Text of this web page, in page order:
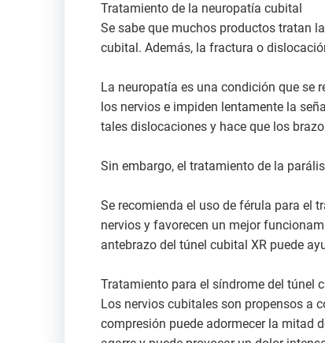
Tratamiento de la neuropatía cubital
Se sabe que muchos productos tratan
cubital. Además, la fractura o
La neuropatía es una condición que se
los nervios e impiden lentamente la
tales dislocaciones y hace que los
Sin embargo, el tratamiento de la
Se recomienda el uso de férula para el
nervios y favorecen un mejor
antebrazo del túnel cubital XR puede
Tratamiento para el síndrome del túnel
Los nervios cubitales son propensos a
compresión puede adormecer la mitad